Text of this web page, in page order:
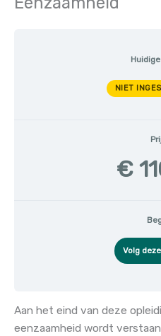
NIET
€
Volg
Aan het eind van deze
eenzaamheid wordt